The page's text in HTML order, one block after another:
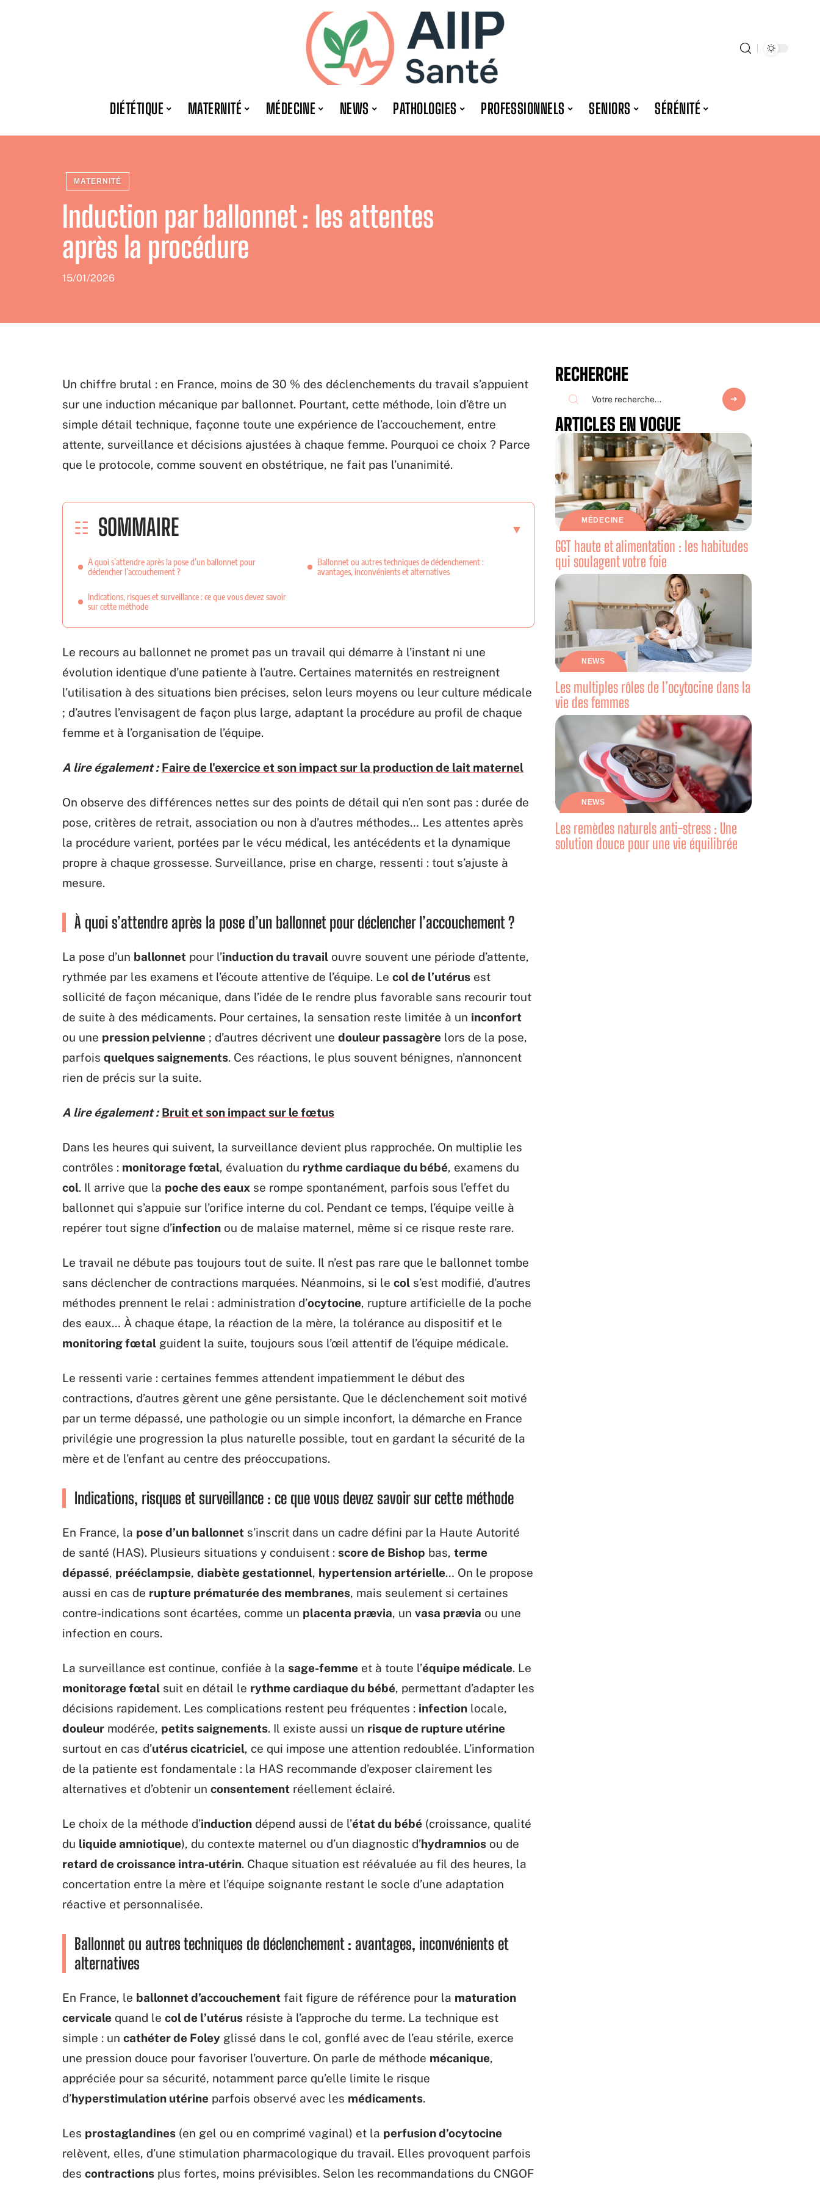
DIÉTÉTIQUE MATERNITÉ MÉDECINE NEWS PATHOLOGIES PROFESSIONNELS SENIORS SÉRÉNITÉ
MATERNITÉ
Induction par ballonnet : les attentes
après la procédure
15/01/2026
Un chiffre brutal : en France, moins de 30 % des déclenchements du travail s’appuient
sur une induction mécanique par ballonnet. Pourtant, cette méthode, loin d’être un
simple détail technique, façonne toute une expérience de l’accouchement, entre
attente, surveillance et décisions ajustées à chaque femme. Pourquoi ce choix ? Parce
que le protocole, comme souvent en obstétrique, ne fait pas l’unanimité.
SOMMAIRE
À quoi s’attendre après la pose d’un ballonnet pour
déclencher l’accouchement ?
Indications, risques et surveillance : ce que vous devez savoir
sur cette méthode
Ballonnet ou autres techniques de déclenchement :
avantages, inconvénients et alternatives
Le recours au ballonnet ne promet pas un travail qui démarre à l’instant ni une
évolution identique d’une patiente à l’autre. Certaines maternités en restreignent
l’utilisation à des situations bien précises, selon leurs moyens ou leur culture médicale
; d’autres l’envisagent de façon plus large, adaptant la procédure au profil de chaque
femme et à l’organisation de l’équipe.
A lire également : Faire de l'exercice et son impact sur la production de lait maternel
On observe des différences nettes sur des points de détail qui n’en sont pas : durée de
pose, critères de retrait, association ou non à d’autres méthodes… Les attentes après
la procédure varient, portées par le vécu médical, les antécédents et la dynamique
propre à chaque grossesse. Surveillance, prise en charge, ressenti : tout s’ajuste à
mesure.
À quoi s’attendre après la pose d’un ballonnet pour déclencher l’accouchement ?
La pose d’un ballonnet pour l’induction du travail ouvre souvent une période d’attente,
rythmée par les examens et l’écoute attentive de l’équipe. Le col de l’utérus est
sollicité de façon mécanique, dans l’idée de le rendre plus favorable sans recourir tout
de suite à des médicaments. Pour certaines, la sensation reste limitée à un inconfort
ou une pression pelvienne ; d’autres décrivent une douleur passagère lors de la pose,
parfois quelques saignements. Ces réactions, le plus souvent bénignes, n’annoncent
rien de précis sur la suite.
A lire également : Bruit et son impact sur le fœtus
Dans les heures qui suivent, la surveillance devient plus rapprochée. On multiplie les
contrôles : monitorage fœtal, évaluation du rythme cardiaque du bébé, examens du
col. Il arrive que la poche des eaux se rompe spontanément, parfois sous l’effet du
ballonnet qui s’appuie sur l’orifice interne du col. Pendant ce temps, l’équipe veille à
repérer tout signe d’infection ou de malaise maternel, même si ce risque reste rare.
Le travail ne débute pas toujours tout de suite. Il n’est pas rare que le ballonnet tombe
sans déclencher de contractions marquées. Néanmoins, si le col s’est modifié, d’autres
méthodes prennent le relai : administration d’ocytocine, rupture artificielle de la poche
des eaux… À chaque étape, la réaction de la mère, la tolérance au dispositif et le
monitoring fœtal guident la suite, toujours sous l’œil attentif de l’équipe médicale.
Le ressenti varie : certaines femmes attendent impatiemment le début des
contractions, d’autres gèrent une gêne persistante. Que le déclenchement soit motivé
par un terme dépassé, une pathologie ou un simple inconfort, la démarche en France
privilégie une progression la plus naturelle possible, tout en gardant la sécurité de la
mère et de l’enfant au centre des préoccupations.
Indications, risques et surveillance : ce que vous devez savoir sur cette méthode
En France, la pose d’un ballonnet s’inscrit dans un cadre défini par la Haute Autorité
de santé (HAS). Plusieurs situations y conduisent : score de Bishop bas, terme
dépassé, prééclampsie, diabète gestationnel, hypertension artérielle… On le propose
aussi en cas de rupture prématurée des membranes, mais seulement si certaines
contre-indications sont écartées, comme un placenta prævia, un vasa prævia ou une
infection en cours.
La surveillance est continue, confiée à la sage-femme et à toute l’équipe médicale. Le
monitorage fœtal suit en détail le rythme cardiaque du bébé, permettant d’adapter les
décisions rapidement. Les complications restent peu fréquentes : infection locale,
douleur modérée, petits saignements. Il existe aussi un risque de rupture utérine
surtout en cas d’utérus cicatriciel, ce qui impose une attention redoublée. L’information
de la patiente est fondamentale : la HAS recommande d’exposer clairement les
alternatives et d’obtenir un consentement réellement éclairé.
Le choix de la méthode d’induction dépend aussi de l’état du bébé (croissance, qualité
du liquide amniotique), du contexte maternel ou d’un diagnostic d’hydramnios ou de
retard de croissance intra-utérin. Chaque situation est réévaluée au fil des heures, la
concertation entre la mère et l’équipe soignante restant le socle d’une adaptation
réactive et personnalisée.
Ballonnet ou autres techniques de déclenchement : avantages, inconvénients et
alternatives
En France, le ballonnet d’accouchement fait figure de référence pour la maturation
cervicale quand le col de l’utérus résiste à l’approche du terme. La technique est
simple : un cathéter de Foley glissé dans le col, gonflé avec de l’eau stérile, exerce
une pression douce pour favoriser l’ouverture. On parle de méthode mécanique,
appréciée pour sa sécurité, notamment parce qu’elle limite le risque
d’hyperstimulation utérine parfois observé avec les médicaments.
Les prostaglandines (en gel ou en comprimé vaginal) et la perfusion d’ocytocine
relèvent, elles, d’une stimulation pharmacologique du travail. Elles provoquent parfois
des contractions plus fortes, moins prévisibles. Selon les recommandations du CNGOF
RECHERCHE
ARTICLES EN VOGUE
MÉDECINE
GGT haute et alimentation : les habitudes
qui soulagent votre foie
NEWS
Les multiples rôles de l’ocytocine dans la
vie des femmes
NEWS
Les remèdes naturels anti-stress : Une
solution douce pour une vie équilibrée